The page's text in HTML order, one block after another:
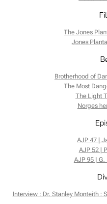
The Jones
Jones
Brotherhood of
The Most
The Light
Norges
AJP 47 |
AJP 52 |
AJP 95 |
Interview : Dr. Stanley Monteith :